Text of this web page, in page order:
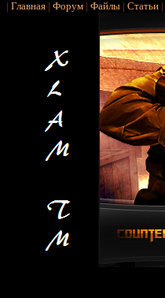
| Главная| Форум| Файлы| Статьи|